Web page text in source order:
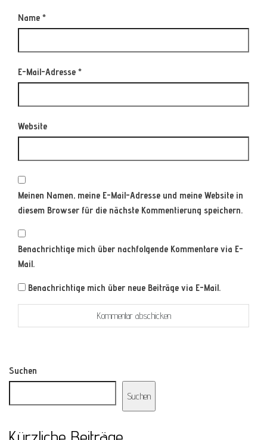
Name *
E-Mail-Adresse *
Website
Meinen Namen, meine E-Mail-Adresse und meine Website in
diesem Browser für die nächste Kommentierung speichern.
Benachrichtige mich über nachfolgende Kommentare via E-
Mail.
Benachrichtige mich über neue Beiträge via E-Mail.
Suchen
Suchen